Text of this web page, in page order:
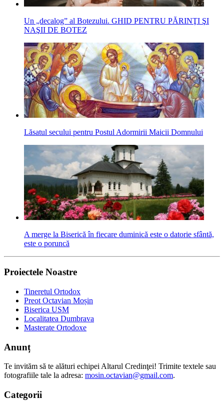
Un „decalog” al Botezului. GHID PENTRU PĂRINŢI ŞI
NAŞII DE BOTEZ
Lăsatul secului pentru Postul Adormirii Maicii Domnului
A merge la Biserică în fiecare duminică este o datorie sfântă,
este o poruncă
Proiectele Noastre
Tineretul Ortodox
Preot Octavian Moșin
Biserica USM
Localitatea Dumbrava
Masterate Ortodoxe
Anunț
Te invităm să te alături echipei Altarul Credinţei! Trimite textele sau
fotografiile tale la adresa: mosin.octavian@gmail.com.
Categorii